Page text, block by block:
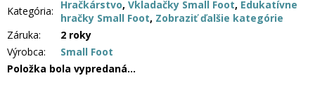
Kategória: Hračkárstvo, Vkladačky Small Foot, Edukatívne
hračky Small Foot, Zobraziť ďalšie kategórie
Záruka:
2 roky
Výrobca:
Small Foot
Položka bola vypredaná…